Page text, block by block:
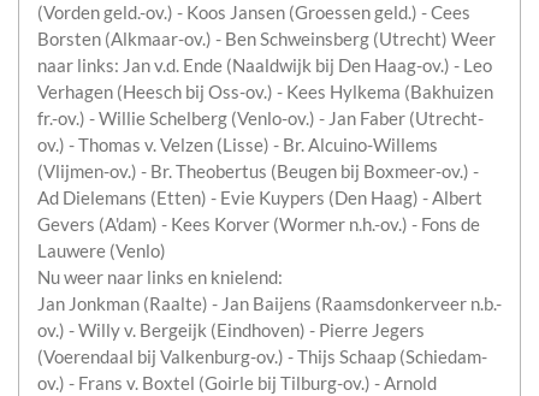
(Vorden geld.-ov.) - Koos Jansen (Groessen geld.) - Cees
Borsten (Alkmaar-ov.) - Ben Schweinsberg (Utrecht) Weer
naar links: Jan v.d. Ende (Naaldwijk bij Den Haag-ov.) - Leo
Verhagen (Heesch bij Oss-ov.) - Kees Hylkema (Bakhuizen
fr.-ov.) - Willie Schelberg (Venlo-ov.) - Jan Faber (Utrecht-
ov.) - Thomas v. Velzen (Lisse) - Br. Alcuino-Willems
(Vlijmen-ov.) - Br. Theobertus (Beugen bij Boxmeer-ov.) -
Ad Dielemans (Etten) - Evie Kuypers (Den Haag) - Albert
Gevers (A'dam) - Kees Korver (Wormer n.h.-ov.) - Fons de
Lauwere (Venlo)
Nu weer naar links en knielend:
Jan Jonkman (Raalte) - Jan Baijens (Raamsdonkerveer n.b.-
ov.) - Willy v. Bergeijk (Eindhoven) - Pierre Jegers
(Voerendaal bij Valkenburg-ov.) - Thijs Schaap (Schiedam-
ov.) - Frans v. Boxtel (Goirle bij Tilburg-ov.) - Arnold